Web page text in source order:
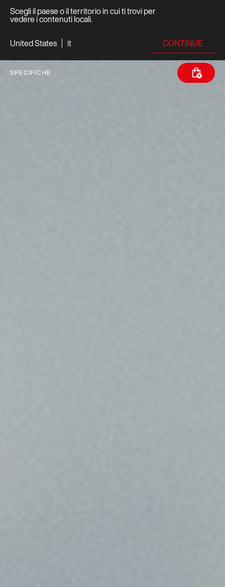
Scegli il paese o il territorio in cui ti trovi per
vedere i contenuti locali.
United States
it CONTINUE
SPECIFICHE